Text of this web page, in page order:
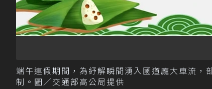
端午連假期間，為紓解瞬間湧入國道龐大車流
制。圖／交通部高公局提供